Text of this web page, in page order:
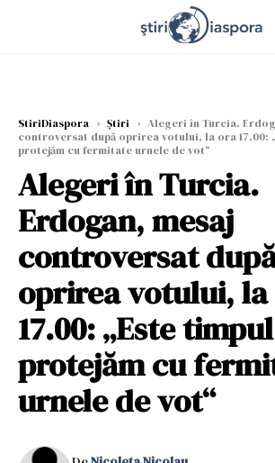
StiriDiaspora › Știri › Alegeri în Turcia.
controversat după oprirea votului, la ora 17.00:
protejăm cu fermitate urnele de vot“
Alegeri în Turcia.
Erdogan, mesaj
controversat
oprirea votului, la
17.00: „Este
protejăm cu
urnele de vot“